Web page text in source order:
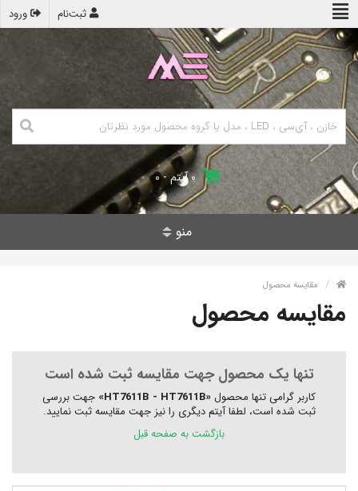
ورود ثبت‌نام
۰ آیتم - ۰
منو
مقایسه محصول
مقایسه محصول
تنها یک محصول جهت مقایسه ثبت شده است
کاربر گرامی تنها محصول «HT7611B - HT7611B»
جهت بررسی
ثبت شده است، لطفا آیتم دیگری را نیز جهت مقایسه ثبت نمایید.
بازگشت به صفحه قبل